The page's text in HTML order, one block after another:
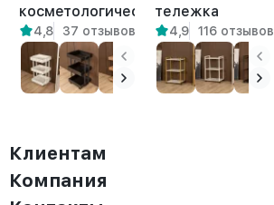
косметологическая
на колесиках
Ангара белый/
амаретто
4,8 37 отзывов
тележка
трехъярусная на
колесиках Амур
белый/амаретто
4,9 116 отзывов
Клиентам
Доставка
Оплата
Компания